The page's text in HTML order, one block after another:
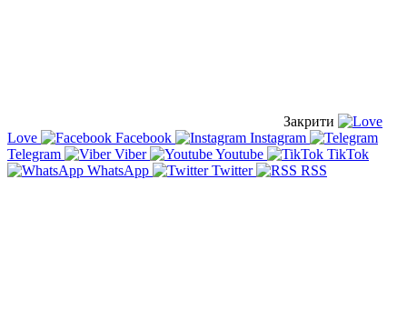
Закрити
Love
Facebook
Instagram
Telegram
Viber Youtube
TikTok
WhatsApp
Twitter RSS